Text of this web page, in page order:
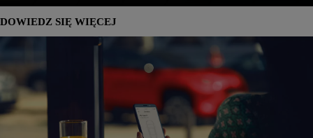
DOWIEDZ SIĘ WIĘCEJ